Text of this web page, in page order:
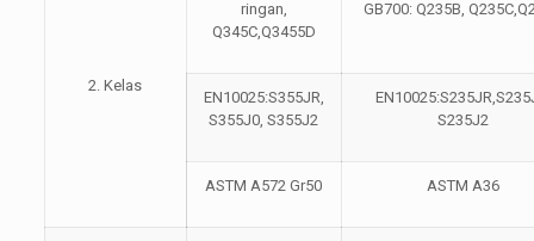
2. Kelas
ringan,
Q345C,Q3455D
GB700: Q235B,
EN10025:S355JR,
S355J0, S355J2
S235J2
ASTM A572 Gr50 ASTM A36